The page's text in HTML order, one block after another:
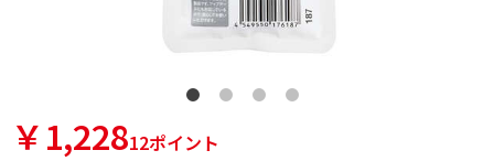
￥1,22812ポイント